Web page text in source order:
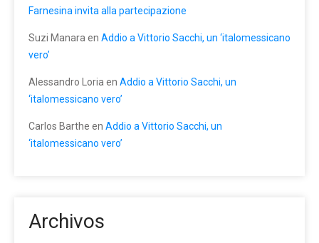
Farnesina invita alla partecipazione
Suzi Manara en Addio a Vittorio Sacchi, un ‘italomessicano
vero’
Alessandro Loria en Addio a Vittorio Sacchi, un
‘italomessicano vero’
Carlos Barthe en Addio a Vittorio Sacchi, un
‘italomessicano vero’
Archivos